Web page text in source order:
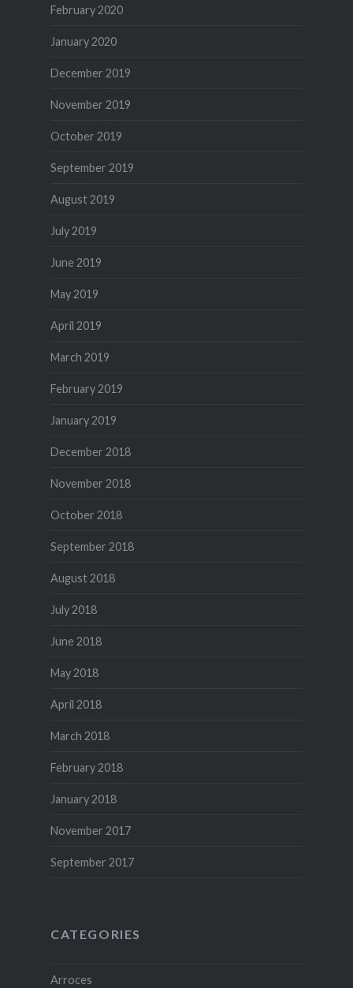
February 2020
January 2020
December 2019
November 2019
October 2019
September 2019
August 2019
July 2019
June 2019
May 2019
April 2019
March 2019
February 2019
January 2019
December 2018
November 2018
October 2018
September 2018
August 2018
July 2018
June 2018
May 2018
April 2018
March 2018
February 2018
January 2018
November 2017
September 2017
CATEGORIES
Arroces